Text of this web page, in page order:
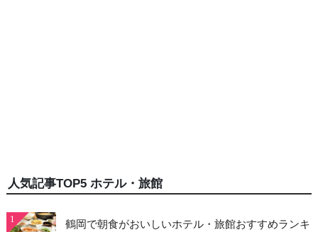
人気記事TOP5 ホテル・旅館
1
鶴岡で朝食がおいしいホテル・旅館おすすめランキ